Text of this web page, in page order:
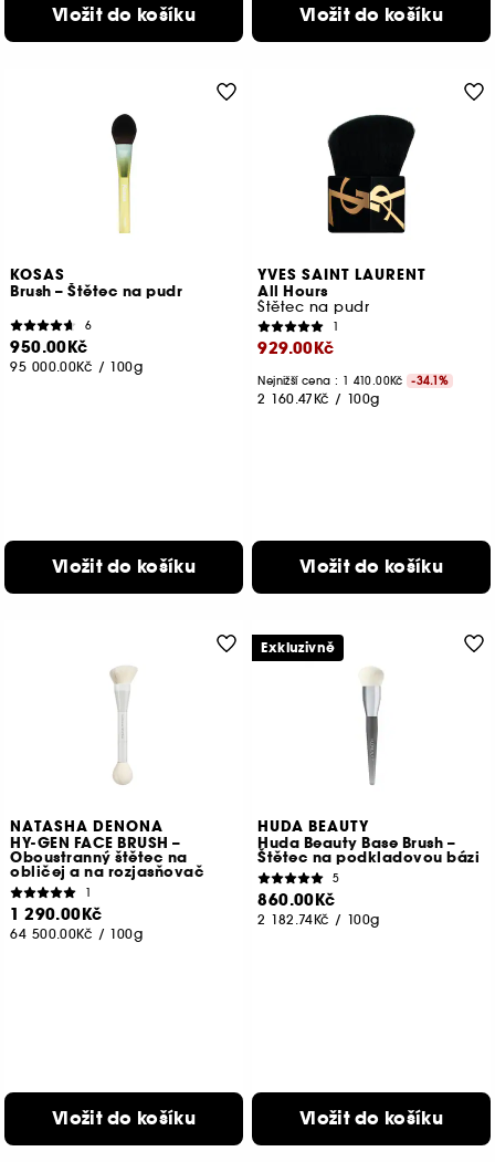
Vložit do košíku Vložit do košíku
KOSAS
Brush – Štětec na pudr
6
950.00Kč
95 000.00Kč / 100g
Vložit do košíku
YVES SAINT LAURENT
All Hours
Štětec na pudr
1
929.00Kč
Nejnižší cena : 1 410.00Kč -34.1%
2 160.47Kč / 100g
Vložit do košíku
NATASHA DENONA
HY-GEN FACE BRUSH –
Oboustranný štětec na
obličej a na rozjasňovač
1
1 290.00Kč
64 500.00Kč / 100g
Vložit do košíku
HUDA BEAUTY
Huda Beauty Base Brush –
Štětec na podkladovou bázi
5
860.00Kč
2 182.74Kč / 100g
Vložit do košíku
Exkluzivně